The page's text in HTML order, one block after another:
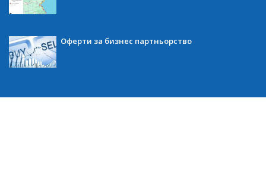
Оферти за бизнес партньорство